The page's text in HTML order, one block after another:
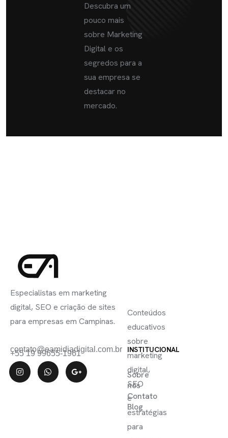
Descubra um
pouco mais
sobre Marketing
Digital e os
segredos para a
sua empresa se
destacar no
mercado.
Especialistas em marketing
digital, SEO e criação de sites
para empresas em Campinas.
contato@eamidiadigital.com.br
+55 19 99655-1961 INSTITUCIONAL
Sobre
nós
Contato
Blog
Conteúdos
educativos
sobre
marketing
digital,
SEO
e
estratégias
para